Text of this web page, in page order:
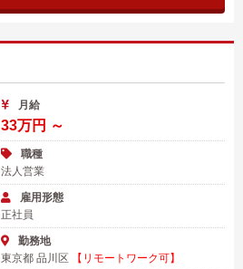
月給
33万円 ～
職種
法人営業
雇用形態
正社員
勤務地
東京都 品川区
【リモートワーク可】